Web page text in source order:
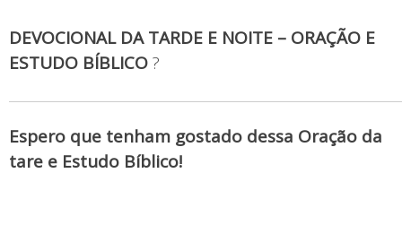
DEVOCIONAL DA TARDE E NOITE – ORAÇÃO E
ESTUDO BÍBLICO?
Espero que tenham gostado dessa Oração da
tare e Estudo Bíblico!